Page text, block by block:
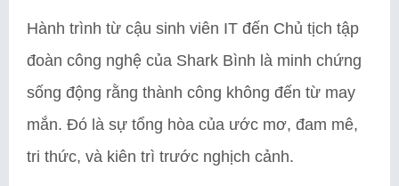
Hành trình từ cậu sinh viên IT đến Chủ tịch tập
đoàn công nghệ của Shark Bình là minh chứng
sống động rằng thành công không đến từ may
mắn. Đó là sự tổng hòa của ước mơ, đam mê,
tri thức, và kiên trì trước nghịch cảnh.